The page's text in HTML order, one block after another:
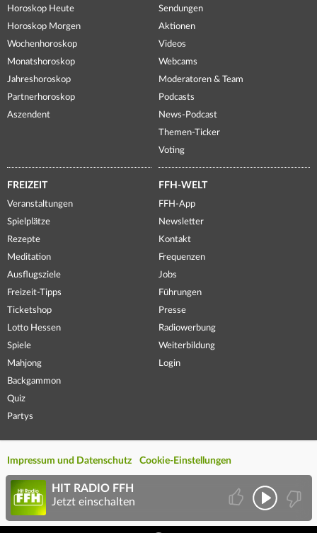
Horoskop Heute
Horoskop Morgen
Wochenhoroskop
Monatshoroskop
Jahreshoroskop
Partnerhoroskop
Aszendent
Sendungen
Aktionen
Videos
Webcams
Moderatoren & Team
Podcasts
News-Podcast
Themen-Ticker
Voting
FREIZEIT
Veranstaltungen
Spielplätze
Rezepte
Meditation
Ausflugsziele
Freizeit-Tipps
Ticketshop
Lotto Hessen
Spiele
Mahjong
Backgammon
Quiz
Partys
FFH-WELT
FFH-App
Newsletter
Kontakt
Frequenzen
Jobs
Führungen
Presse
Radiowerbung
Weiterbildung
Login
Impressum und Datenschutz Cookie-Einstellungen
HIT RADIO FFH
Jetzt einschalten